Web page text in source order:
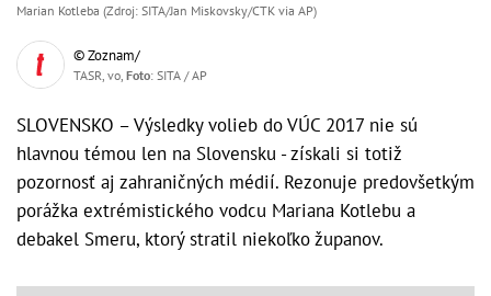
Marian Kotleba (Zdroj: SITA/Jan Miskovsky/CTK via AP)
© Zoznam/
TASR, vo, Foto: SITA / AP
SLOVENSKO – Výsledky volieb do VÚC 2017 nie sú
hlavnou témou len na Slovensku - získali si totiž
pozornosť aj zahraničných médií. Rezonuje predovšetkým
porážka extrémistického vodcu Mariana Kotlebu a
debakel Smeru, ktorý stratil niekoľko županov.